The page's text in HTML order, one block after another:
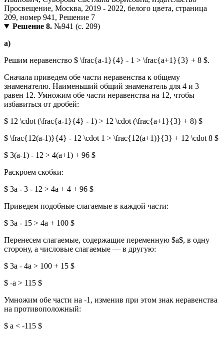
Решение 8.№941 (с. 209)
а)
Решим неравенство $ \frac{a-1}{4} - 1 > \frac{a+1}{3} + 8 $.
Сначала приведем обе части неравенства к общему
знаменателю. Наименьший общий знаменатель для 4 и 3
равен 12. Умножим обе части неравенства на 12, чтобы
избавиться от дробей:
$ 12 \cdot (\frac{a-1}{4} - 1) > 12 \cdot (\frac{a+1}{3} + 8) $
$ \frac{12(a-1)}{4} - 12 \cdot 1 > \frac{12(a+1)}{3} + 12 \cdot 8 $
$ 3(a-1) - 12 > 4(a+1) + 96 $
Раскроем скобки:
$ 3a - 3 - 12 > 4a + 4 + 96 $
Приведем подобные слагаемые в каждой части:
$ 3a - 15 > 4a + 100 $
Перенесем слагаемые, содержащие переменную $a$, в одну
сторону, а числовые слагаемые — в другую:
$ 3a - 4a > 100 + 15 $
$ -a > 115 $
Умножим обе части на -1, изменив при этом знак неравенства
на противоположный:
$ a < -115 $